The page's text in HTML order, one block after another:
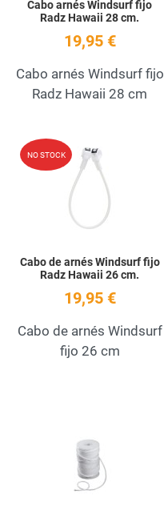
Cabo arnés Windsurf fijo
Radz Hawaii 28 cm.
19,95 €
Cabo arnés Windsurf fijo
Radz Hawaii 28 cm
NO STOCK
Cabo de arnés Windsurf fijo
Radz Hawaii 26 cm.
19,95 €
Cabo de arnés Windsurf
fijo 26 cm